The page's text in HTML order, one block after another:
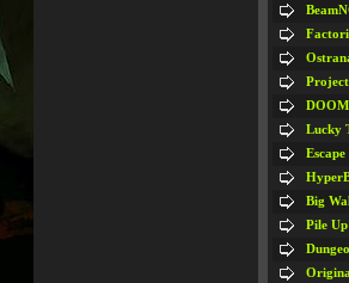
Lucky
Big
Pile